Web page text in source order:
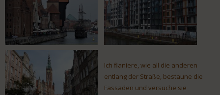
Ich flaniere, wie all die anderen
entlang der Straße, bestaune die
Fassaden und versuche sie